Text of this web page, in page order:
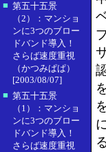
■ 第五十五景
（2）：マンショ
ンに3つのブロー
ドバンド導入！
さらば速度重視
（かつみぱぱ）
[2003/08/07]
■ 第五十五景
（1）：マンショ
ンに3つのブロー
ドバンド導入！
さらば速度重視